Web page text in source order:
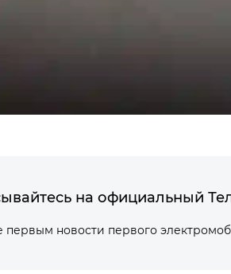
на официальный
первым новости первого